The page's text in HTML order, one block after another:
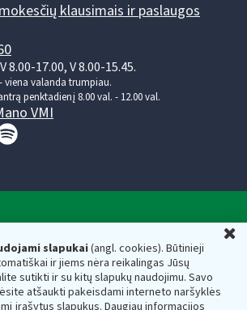
slapukai(angl. cookies). Būtinieji
ir jiems nėra reikalingas Jūsų
sutikti ir su kitų slapukų naudojimu. Savo
atšaukti pakeisdami interneto naršyklės
įrašytus slapukus. Daugiau informacijos
klausimais ir paslaugos
8.00-17.00, V 8.00-15.45.
viena valanda trumpiau.
penktadienį 8.00 val. - 12.00 val.
VMI
inspekcija prie Lietuvos
ministerijos
asmens kodas — 188659752,
g. 14, 01107 Vilnius, Lietuva, el.paštas:
dėžutės adresas 188659752